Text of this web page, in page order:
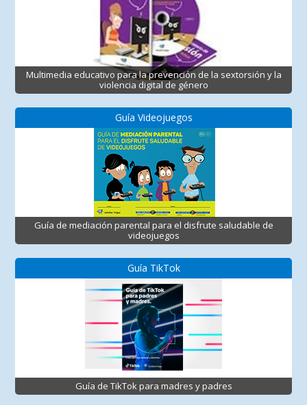
Multimedia educativo para la prevención de la sextorsión y la
violencia digital de género
Guía Videojuegos
Guía de mediación parental para el disfrute saludable de
videojuegos
Guía TikTok
Guía de TikTok para madres y padres